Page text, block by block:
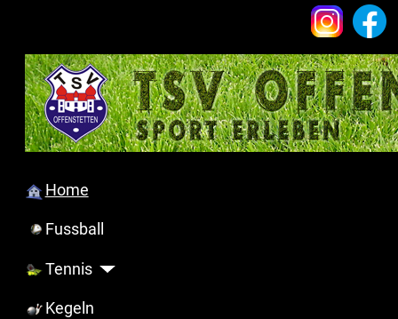
Home
Fussball
Tennis
Kegeln